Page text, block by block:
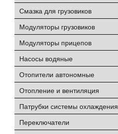
Смазка для грузовиков
Модуляторы грузовиков
Модуляторы прицепов
Насосы водяные
Отопители автономные
Отопление и вентиляция
Патрубки системы охлаждения
Переключатели